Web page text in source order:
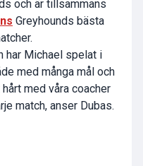
och är tillsammans
Greyhounds bästa
har Michael spelat i
med många mål och
med våra coacher
match, anser Dubas.